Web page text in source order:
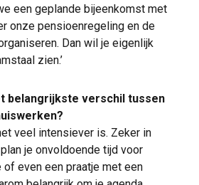
een geplande bijeenkomst met
onze pensioenregeling en de
Dan wil je eigenlijk
zien.’
belangrijkste verschil tussen
veel intensiever is. Zeker in
je onvoldoende tijd voor
of even een praatje met een